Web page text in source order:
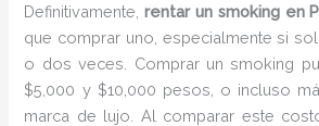
Definitivamente,rentar un smoking en
que comprar uno, especialmente si
o dos veces. Comprar un smoking
$5,000 y $10,000 pesos, o incluso
marca de lujo. Al comparar este